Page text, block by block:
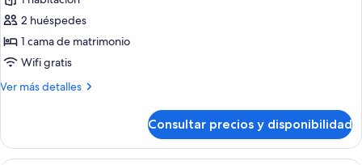
de
Habitación
Deluxe
2 huéspedes
1 cama de matrimonio
Wifi gratis
Ver más detalles
Más
Deluxe
doble
Consultar precios y disponibilidad